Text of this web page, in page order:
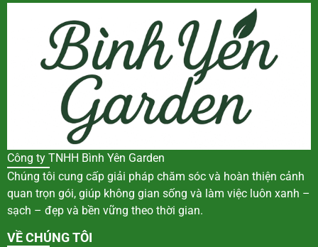
Công ty TNHH Bình Yên Garden
Chúng tôi cung cấp giải pháp chăm sóc và hoàn thiện cảnh
quan trọn gói, giúp không gian sống và làm việc luôn xanh –
sạch – đẹp và bền vững theo thời gian.
VỀ CHÚNG TÔI